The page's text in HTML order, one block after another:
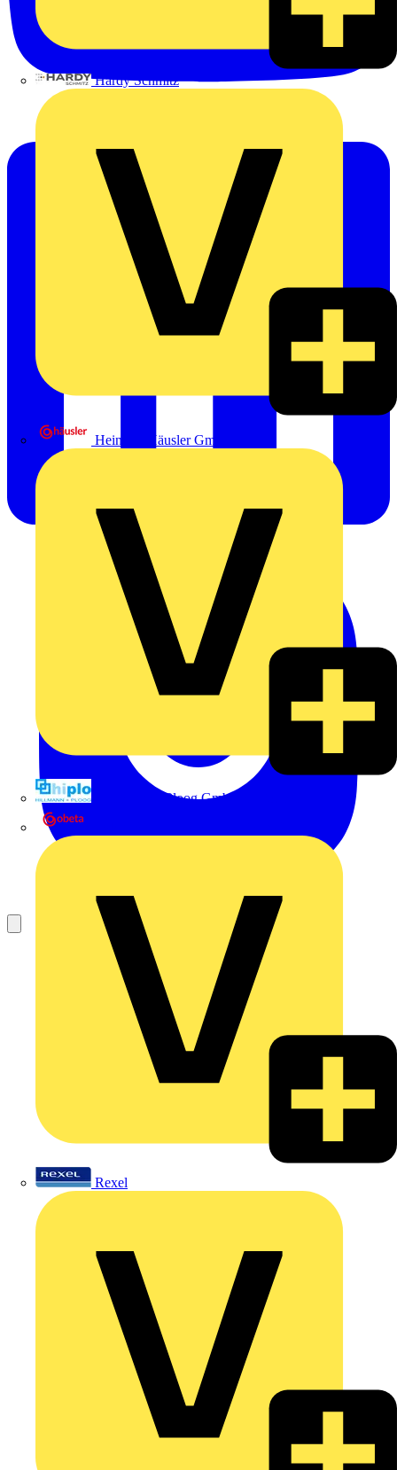
Hardy Schmitz
Heinrich Häusler GmbH
Hillmann & Ploog GmbH & Co. KG
Rexel